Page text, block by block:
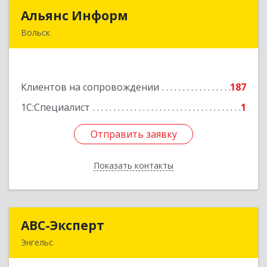
Альянс Информ
Вольск
Клиентов на сопровождении
187
1С:Специалист
1
Отправить заявку
Показать контакты
Подробнее
Отправить заявку
Назад
АВС-Эксперт
Энгельс